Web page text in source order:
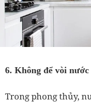
6. Không để vòi
Trong phong thủy,